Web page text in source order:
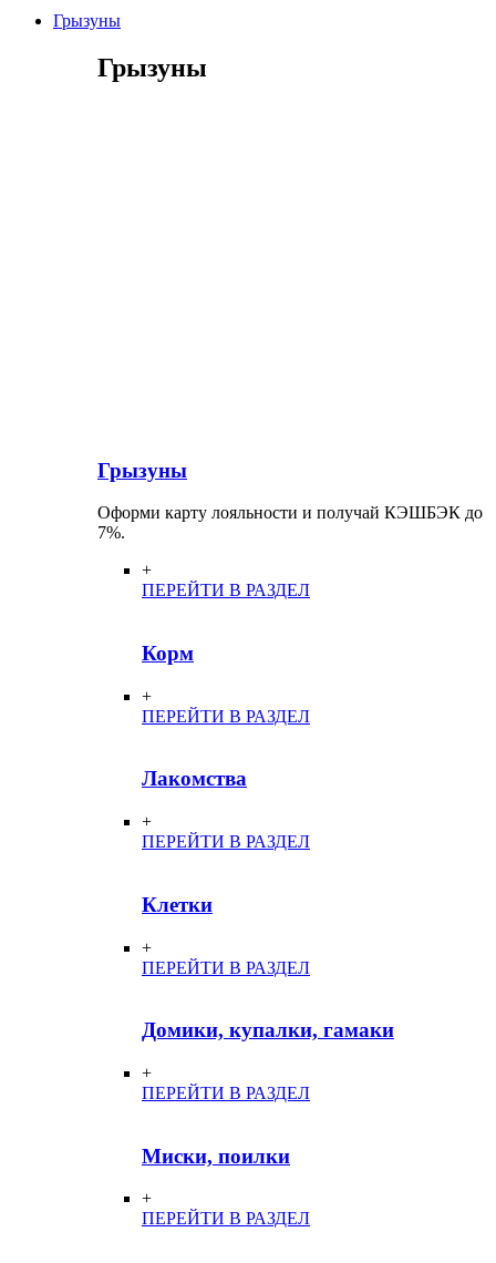
Грызуны
Грызуны
Грызуны
Оформи карту лояльности и получай КЭШБЭК до
7%.
+
ПЕРЕЙТИ В РАЗДЕЛ
Корм
+
ПЕРЕЙТИ В РАЗДЕЛ
Лакомства
+
ПЕРЕЙТИ В РАЗДЕЛ
Клетки
+
ПЕРЕЙТИ В РАЗДЕЛ
Домики, купалки, гамаки
+
ПЕРЕЙТИ В РАЗДЕЛ
Миски, поилки
+
ПЕРЕЙТИ В РАЗДЕЛ